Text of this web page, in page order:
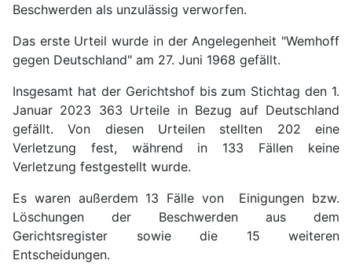
Beschwerden als unzulässig verworfen.
Das erste Urteil wurde in der Angelegenheit "Wemhoff
gegen Deutschland" am 27. Juni 1968 gefällt.
Insgesamt hat der Gerichtshof bis zum Stichtag den 1.
Januar 2023 363 Urteile in Bezug auf Deutschland
gefällt. Von diesen Urteilen stellten 202 eine
Verletzung fest, während in 133 Fällen keine
Verletzung festgestellt wurde.
Es waren außerdem 13 Fälle von Einigungen bzw.
Löschungen der Beschwerden aus dem
Gerichtsregister sowie die 15 weiteren
Entscheidungen.